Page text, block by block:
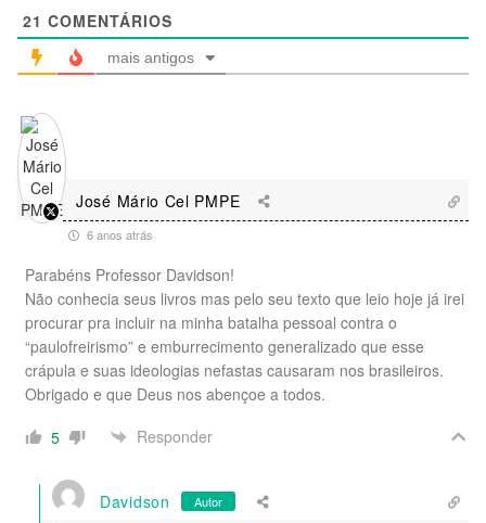
21 COMENTÁRIOS
mais antigos
José Mário Cel PMPE
6 anos atrás
Parabéns Professor Davidson!
Não conhecia seus livros mas pelo seu texto que leio hoje já irei
procurar pra incluir na minha batalha pessoal contra o
“paulofreirismo” e emburrecimento generalizado que esse
crápula e suas ideologias nefastas causaram nos brasileiros.
Obrigado e que Deus nos abençoe a todos.
5
Responder
Davidson Autor